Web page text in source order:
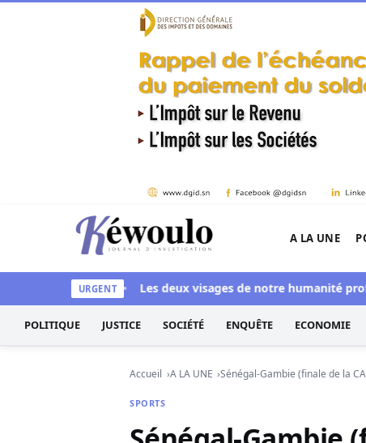
Aller au contenu
Kéwoulo, le premier site d'information et
A LA UNE
URGENT
aussi blanchi Les deux visages de notre humanité
POLITIQUE JUSTICE SOCIÉTÉ ENQUÊTE ECONOMIE
Accueil A LA UNE Sénégal-Gambie (finale de la
SPORTS